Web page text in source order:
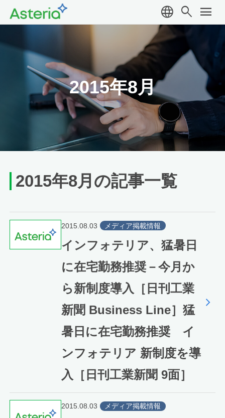
language search menu
2015年8月
2015年8月の記事一覧
2015.08.03 メディア掲載情報
インフォテリア、猛暑日
に在宅勤務推奨－今月か
ら新制度導入［日刊工業
新聞 Business Line］猛
暑日に在宅勤務推奨 イ
ンフォテリア 新制度を導
入［日刊工業新聞 9面］
2015.08.03 メディア掲載情報